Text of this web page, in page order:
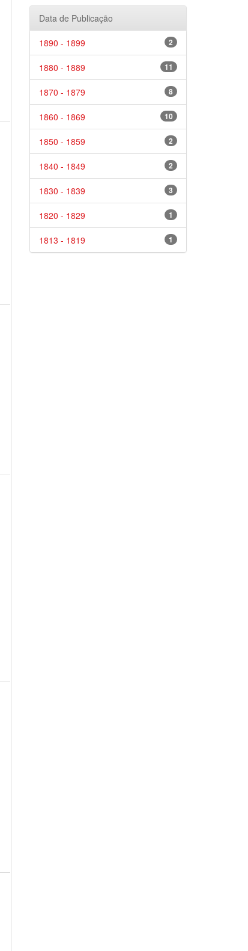
Data de Publicação
2
1890 - 1899
11
1880 - 1889
8
1870 - 1879
10
1860 - 1869
2
1850 - 1859
2
1840 - 1849
3
1830 - 1839
1
1820 - 1829
1
1813 - 1819